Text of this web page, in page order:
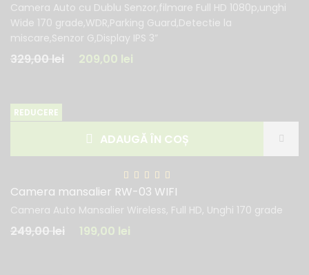
Camera Auto cu Dublu Senzor,filmare Full HD 1080p,unghi
Wide 170 grade,WDR,Parking Guard,Detectie la
miscare,Senzor G,Display IPS 3”
329,00lei 209,00 lei
REDUCERE
ADAUGĂ ÎN COȘ
Camera mansalier RW-03 WIFI
Camera Auto Mansalier Wireless, Full HD, Unghi 170 grade
249,00lei 199,00 lei